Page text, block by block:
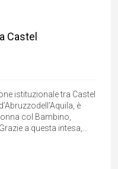
Castel
istituzionale tra Castel
è
col Bambino,
a questa intesa,...